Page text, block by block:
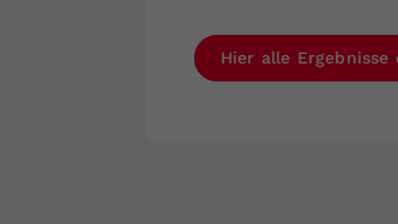
Hier alle Ergebnisse